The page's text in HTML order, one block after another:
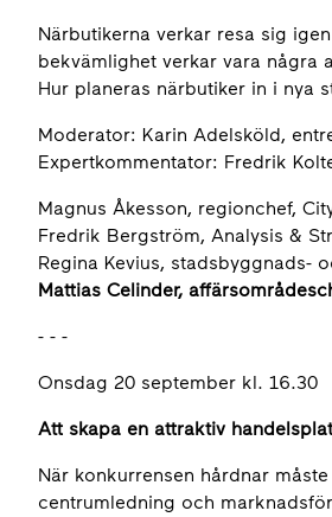
Närbutikerna verkar resa sig
bekvämlighet verkar vara några
Hur planeras närbutiker in i nya
Moderator: Karin Adelsköld,
Expertkommentator: Fredrik
Magnus Åkesson, regionchef,
Fredrik Bergström, Analysis &
Regina Kevius, stadsbyggnads-
Mattias Celinder,
- - -
Onsdag 20 september kl. 16.30
Att skapa en attraktiv
När konkurrensen hårdnar
centrumledning och